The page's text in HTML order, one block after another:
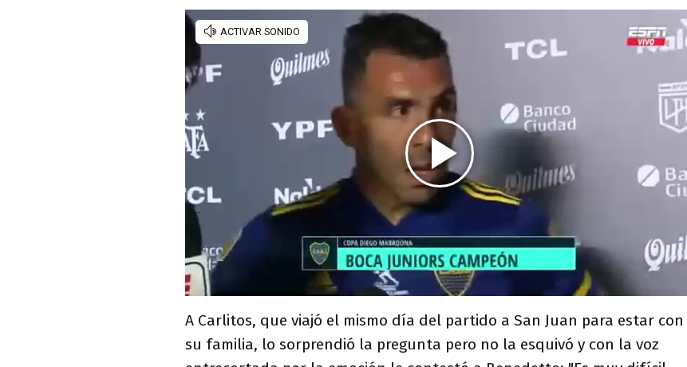
A Carlitos, que viajó el mismo día del partido a San Juan para estar con
su familia, lo sorprendió la pregunta pero no la esquivó y con la voz